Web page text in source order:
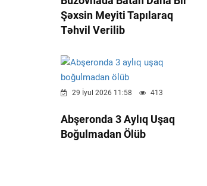
Şəxsin Meyiti Tapılaraq
Təhvil Verilib
29 İyul 2026 11:58 413
Abşeronda 3 Aylıq Uşaq
Boğulmadan Ölüb